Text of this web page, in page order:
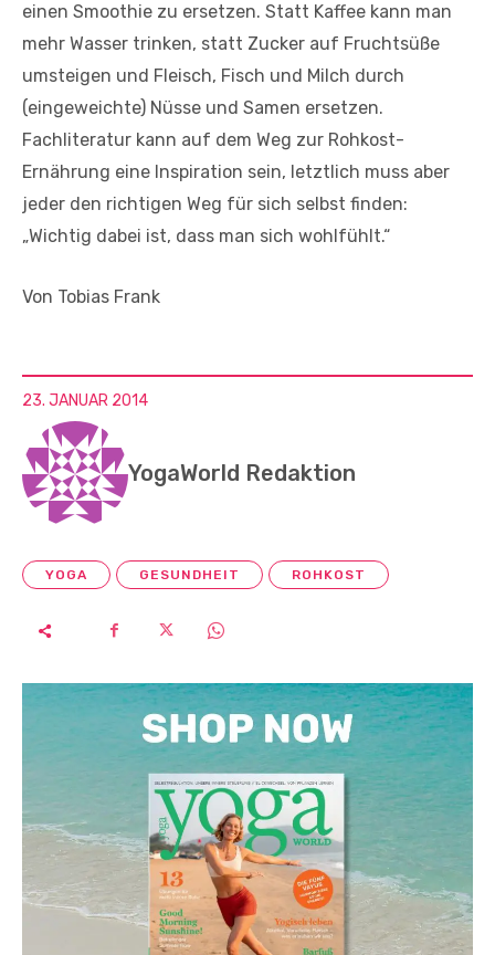
einen Smoothie zu ersetzen. Statt Kaffee kann man
mehr Wasser trinken, statt Zucker auf Fruchtsüße
umsteigen und Fleisch, Fisch und Milch durch
(eingeweichte) Nüsse und Samen ersetzen.
Fachliteratur kann auf dem Weg zur Rohkost-
Ernährung eine Inspiration sein, letztlich muss aber
jeder den richtigen Weg für sich selbst finden:
„Wichtig dabei ist, dass man sich wohlfühlt.“
Von Tobias Frank
23. JANUAR 2014
YogaWorld Redaktion
YOGA GESUNDHEIT ROHKOST